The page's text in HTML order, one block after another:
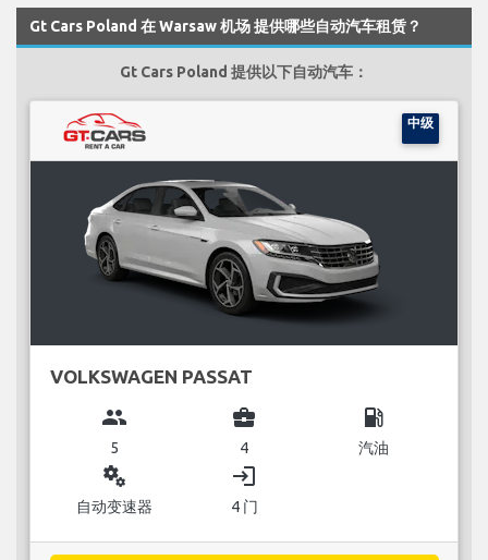
Gt Cars Poland 在 Warsaw 机场 提供哪些自动汽车租赁？
Gt Cars Poland 提供以下自动汽车：
中级
VOLKSWAGEN PASSAT
group
5
business_center
4
local_gas_station
汽油
miscellaneous_services
自动变速器
login
4 门